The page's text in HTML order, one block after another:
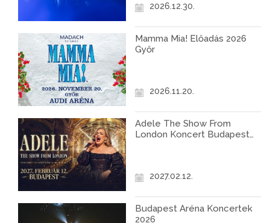
2026.12.30.
Mamma Mia! Előadás 2026
Győr
2026.11.20.
Adele The Show From
London Koncert Budapest
2027.02.12.
Budapest Aréna Koncertek
2026